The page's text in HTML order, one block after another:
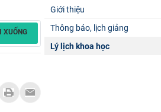
XUỐNG
Giới thiệu
Thông báo, lịch giảng
Lý lịch khoa học